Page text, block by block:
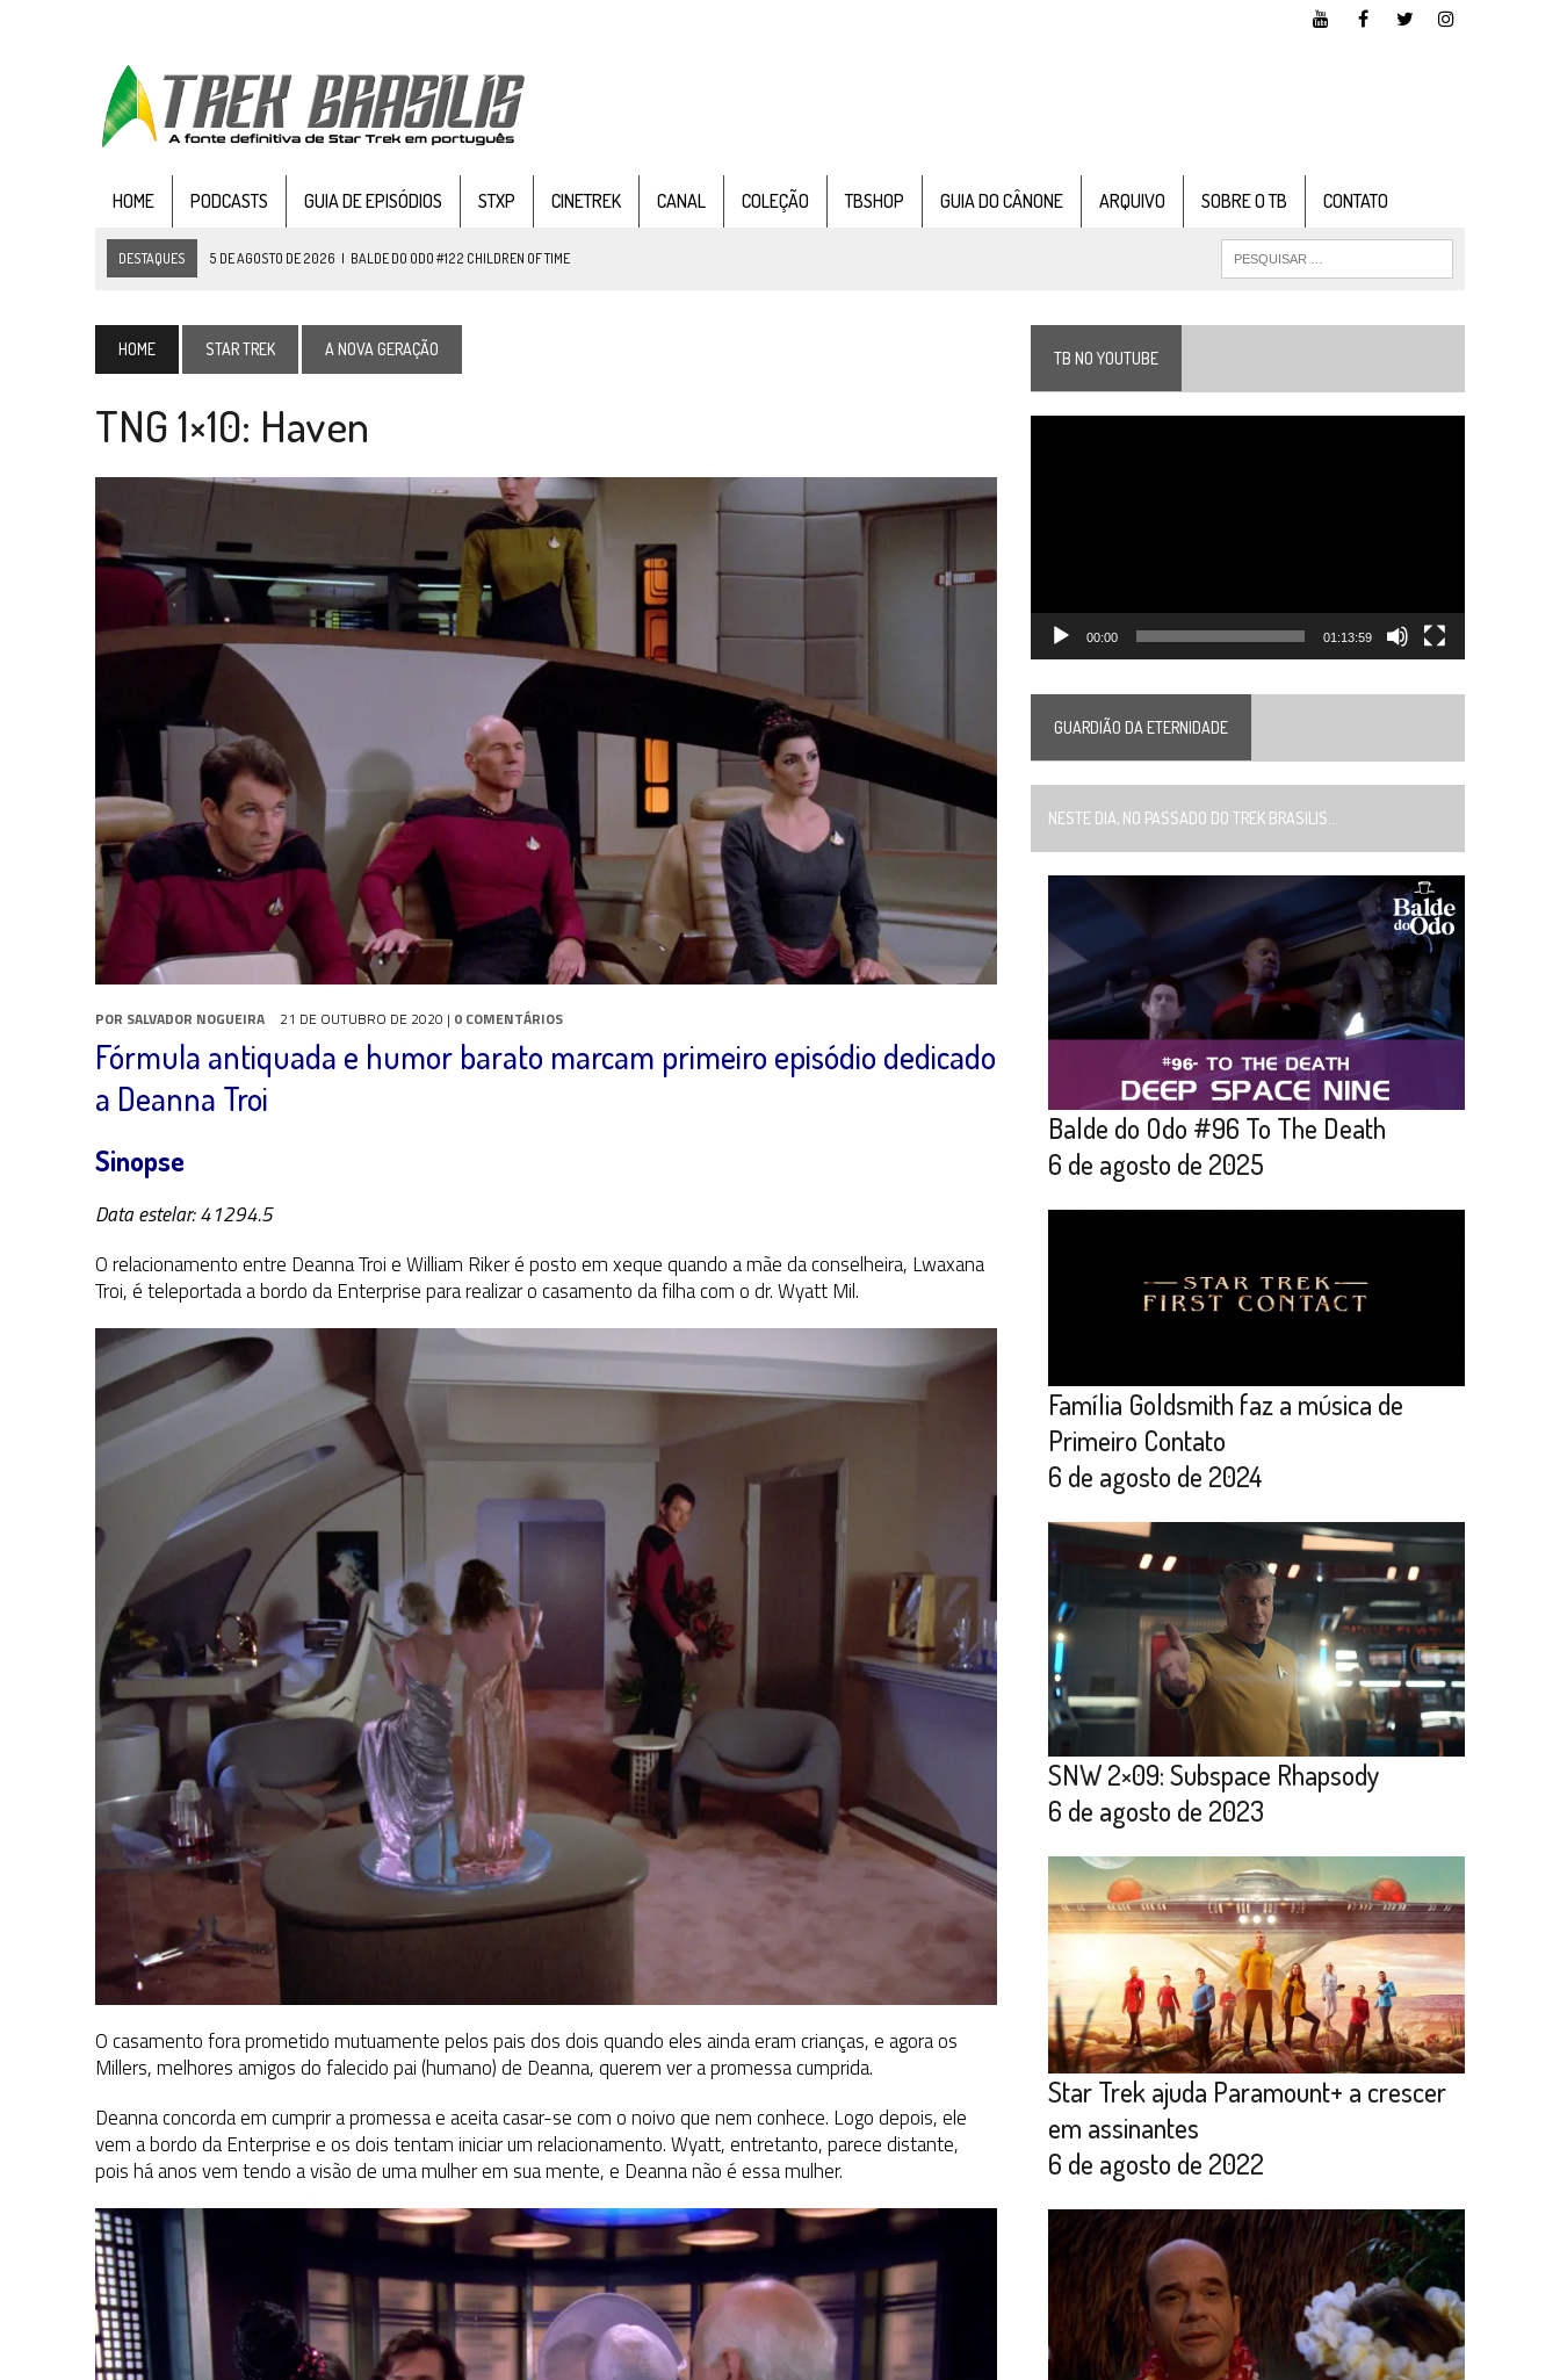
HOME PODCASTS GUIA DE EPISÓDIOS STXP CINETREK CANAL COLEÇÃO TBSHOP GUIA DO CÂNONE ARQUIVO SOBRE O TB CONTATO
DESTAQUES 5 DE AGOSTO DE 2026 | BALDE DO ODO #122 CHILDREN OF TIME
VEJA FOTOS DO TERCEIRO EPISÓDIO DA 4ª TEMPORADA DE STRANGE NEW WORDS
3 DE AGOSTO DE 2026 | PARAMOUNT E CBS DERRUBAM NOVO VÍDEO DO FILME DE FÃS AXANAR HORAS APÓS ESTREIA
2 DE AGOSTO DE 2026 TB AO VIVO | STAR TREK: STRANGE NEW WORLDS – “THE GRIFFIN INCIDENT” (4×02)
31 DE JULHO DE 2026 | GRANDES JORNADAS | QUATRO EPISÓDIOS DE STAR TREKSOBRE DIFERENTES PONTOS DE VISTA
31 DE JULHO DE 2026 COLEÇÃO TREK BRASILISJÁ DISPONÍVEL EM PRÉ-VENDA!
31 DE JULHO DE 2026 | SNW 4×02: THE GRIFFIN INCIDENT
6 DE AGOSTO DE 2026 AVALIE E COMENTE SNW 4×03: HUMAN BEST FRIEND
HOME STAR TREK A NOVA GERAÇÃO
TNG 1×10: Haven
POR SALVADOR NOGUEIRA 21 DE OUTUBRO DE 2020 | 0 COMENTÁRIOS
Fórmula antiquada e humor barato marcam primeiro episódio dedicado
a Deanna Troi
Sinopse
Data estelar: 41294.5
O relacionamento entre Deanna Troi e William Riker é posto em xeque quando a mãe da conselheira, Lwaxana
Troi, é teleportada a bordo da Enterprise para realizar o casamento da filha com o dr. Wyatt Mil.
O casamento fora prometido mutuamente pelos pais dos dois quando eles ainda eram crianças, e agora os
Millers, melhores amigos do falecido pai (humano) de Deanna, querem ver a promessa cumprida.
Deanna concorda em cumprir a promessa e aceita casar-se com o noivo que nem conhece. Logo depois, ele
vem a bordo da Enterprise e os dois tentam iniciar um relacionamento. Wyatt, entretanto, parece distante,
pois há anos vem tendo a visão de uma mulher em sua mente, e Deanna não é essa mulher.
TB NO YOUTUBE
00:00 01:13:59
GUARDIÃO DA ETERNIDADE
NESTE DIA, NO PASSADO DO TREK BRASILIS...
Balde do Odo #96 To The Death
6 de agosto de 2025
Família Goldsmith faz a música de
Primeiro Contato
6 de agosto de 2024
SNW 2×09: Subspace Rhapsody
6 de agosto de 2023
Star Trek ajuda Paramount+ a crescer
em assinantes
6 de agosto de 2022